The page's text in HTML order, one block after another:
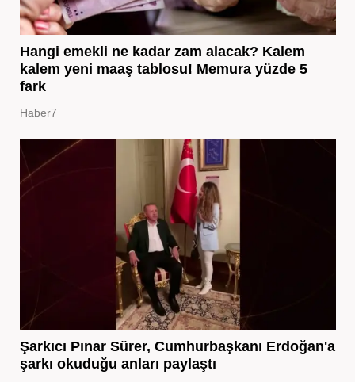
Hangi emekli ne kadar zam alacak? Kalem
kalem yeni maaş tablosu! Memura yüzde 5
fark
Haber7
Şarkıcı Pınar Sürer, Cumhurbaşkanı Erdoğan'a
şarkı okuduğu anları paylaştı